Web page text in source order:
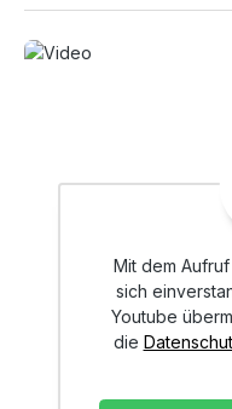
Mit dem
sich
Youtube
die